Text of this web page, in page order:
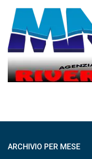
ARCHIVIO PER MESE